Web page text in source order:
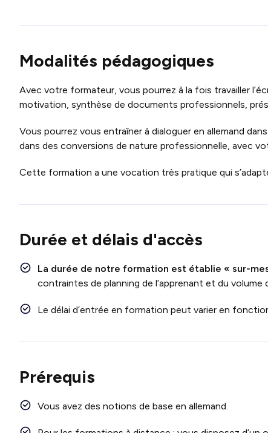
Modalités pédagogiques
Avec votre formateur, vous pourrez à la fois travailler
motivation, synthèse de documents professionnels,
Vous pourrez vous entraîner à dialoguer en allemand
dans des conversions de nature professionnelle, avec
Cette formation a une vocation très pratique qui
Durée et délais d'accès
La durée de notre formation est établie « sur-
contraintes de planning de l’apprenant et du volume
Le délai d’entrée en formation peut varier en
Prérequis
Vous avez des notions de base en allemand.